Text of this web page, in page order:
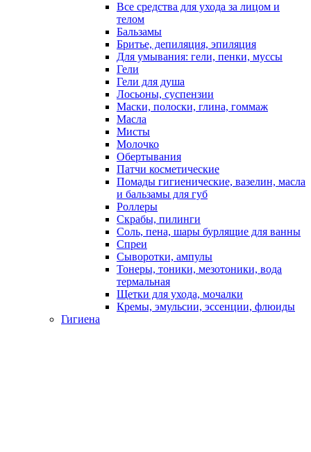
Все средства для ухода за лицом и
телом
Бальзамы
Бритье, депиляция, эпиляция
Для умывания: гели, пенки, муссы
Гели
Гели для душа
Лосьоны, суспензии
Маски, полоски, глина, гоммаж
Масла
Мисты
Молочко
Обертывания
Патчи косметические
Помады гигиенические, вазелин, масла
и бальзамы для губ
Роллеры
Скрабы, пилинги
Соль, пена, шары бурлящие для ванны
Спреи
Сыворотки, ампулы
Тонеры, тоники, мезотоники, вода
термальная
Щетки для ухода, мочалки
Кремы, эмульсии, эссенции, флюиды
Гигиена